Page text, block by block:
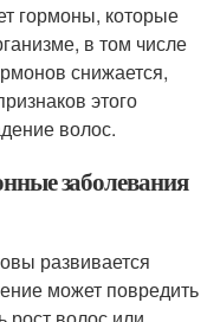
гормоны, которые
в том числе
снижается,
этого
волос.
заболевания
развивается
может повредить